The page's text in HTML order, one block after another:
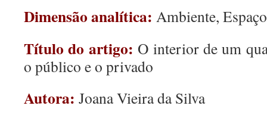
Dimensão analítica: Ambiente,
Título do artigo:O interior de um
o público e o privado
Autora: Joana Vieira da Silva